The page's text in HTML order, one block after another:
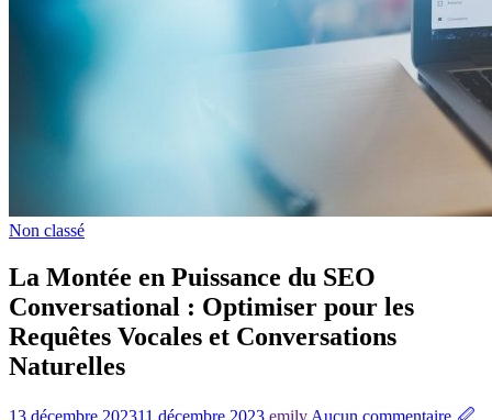
Non classé
La Montée en Puissance du SEO
Conversational : Optimiser pour les
Requêtes Vocales et Conversations
Naturelles
13 décembre 202311 décembre 2023 emily Aucun commentaire 🖉